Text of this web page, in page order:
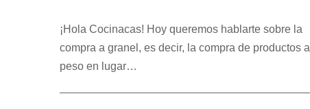
¡Hola Cocinacas! Hoy queremos hablarte sobre la
compra a granel, es decir, la compra de productos al
peso en lugar…